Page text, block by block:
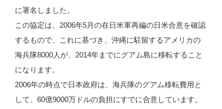
に署名しました。
この協定は、2006年5月の在日米軍再編の日米合意を確認
するもので、これに基づき、沖縄に駐留するアメリカの
海兵隊8000人が、2014年までにグアム島に移転すること
になります。
2006年の時点で日本政府は、海兵隊のグアム移転費用と
して、60億9000万ドルの負担にすでに合意しています。